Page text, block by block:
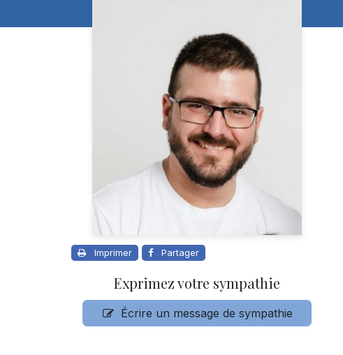
Imprimer Partager
Exprimez votre sympathie
Écrire un message de sympathie